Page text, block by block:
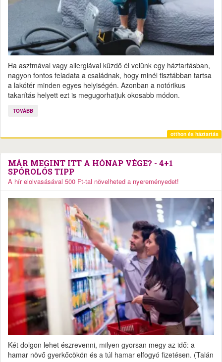
Ha asztmával vagy allergiával küzdő él velünk egy háztartásban,
nagyon fontos feladata a családnak, hogy minél tisztábban tartsa
a lakótér minden egyes helyiségén. Azonban a notórikus
takarítás helyett ezt is megugorhatjuk okosabb módon.
TOVÁBB
otthon és háztartás
MÁR MEGINT ITT A HÓNAP VÉGE? - 4+1
SPÓROLÓS TIPP
A hír elolvasásával 500 Ft-tal növelheted a nyereményedet!
Két dolgon lehet észrevenni, milyen gyorsan megy az idő: a
hamar növő gyerkőcökön és a túl hamar elfogyó fizetésen. (Talán